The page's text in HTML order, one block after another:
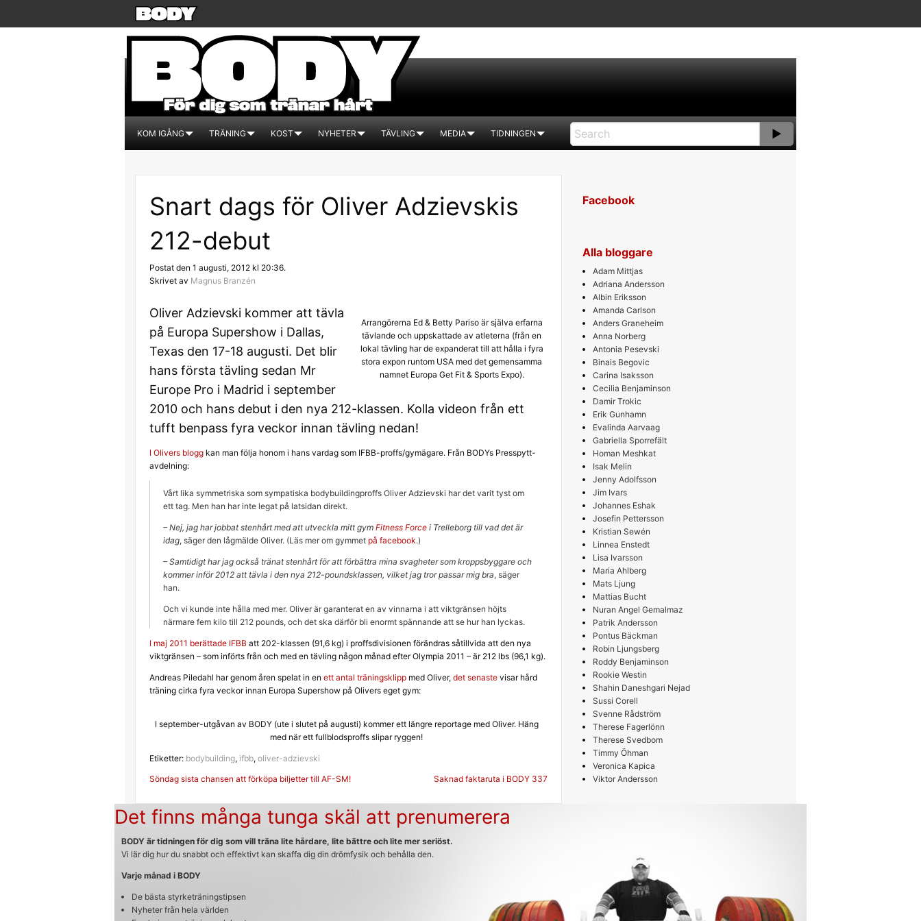
KOM IGÅNG TRÄNING KOST NYHETER TÄVLING MEDIA TIDNINGEN
Snart dags för Oliver Adzievskis
212-debut
Postat den 1 augusti, 2012 kl 20:36.
Skrivet av Magnus Branzén
Arrangörerna Ed & Betty Pariso är själva erfarna
tävlande och uppskattade av atleterna (från en
lokal tävling har de expanderat till att hålla i fyra
stora expon runtom USA med det gemensamma
namnet Europa Get Fit & Sports Expo).
Oliver Adzievski kommer att tävla
på Europa Supershow i Dallas,
Texas den 17-18 augusti. Det blir
hans första tävling sedan Mr
Europe Pro i Madrid i september
2010 och hans debut i den nya 212-klassen. Kolla videon från ett
tufft benpass fyra veckor innan tävling nedan!
I Olivers blogg kan man följa honom i hans vardag som IFBB-proffs/gymägare. Från BODYs Presspytt-
avdelning:
Vårt lika symmetriska som sympatiska bodybuildingproffs Oliver Adzievski har det varit tyst om
ett tag. Men han har inte legat på latsidan direkt.
– Nej, jag har jobbat stenhårt med att utveckla mitt gym Fitness Forcei Trelleborg till vad det är
idag, säger den lågmälde Oliver. (Läs mer om gymmet på facebook.)
– Samtidigt har jag också tränat stenhårt för att förbättra mina svagheter som kroppsbyggare och
kommer inför 2012 att tävla i den nya 212-poundsklassen, vilket jag tror passar mig bra, säger
han.
Och vi kunde inte hålla med mer. Oliver är garanterat en av vinnarna i att viktgränsen höjts
närmare fem kilo till 212 pounds, och det ska därför bli enormt spännande att se hur han lyckas.
I maj 2011 berättade IFBB att 202-klassen (91,6 kg) i proffsdivisionen förändras såtillvida att den nya
viktgränsen – som införts från och med en tävling någon månad efter Olympia 2011 – är 212 lbs (96,1 kg).
Andreas Piledahl har genom åren spelat in en ett antal träningsklipp med Oliver, det senaste visar hård
träning cirka fyra veckor innan Europa Supershow på Olivers eget gym:
I september-utgåvan av BODY (ute i slutet på augusti) kommer ett längre reportage med Oliver. Häng
med när ett fullblodsproffs slipar ryggen!
Etiketter: bodybuilding, ifbb, oliver-adzievski
Inläggsnavigering
Söndag sista chansen att förköpa biljetter till AF-SM! Saknad faktaruta i BODY 337
Facebook
Alla bloggare
Adam Mittjas
Adriana Andersson
Albin Eriksson
Amanda Carlson
Anders Graneheim
Anna Norberg
Antonia Pesevski
Binais Begovic
Carina Isaksson
Cecilia Benjaminson
Damir Trokic
Erik Gunhamn
Evalinda Aarvaag
Gabriella Sporrefält
Homan Meshkat
Isak Melin
Jenny Adolfsson
Jim Ivars
Johannes Eshak
Josefin Pettersson
Kristian Sewén
Linnea Enstedt
Lisa Ivarsson
Maria Ahlberg
Mats Ljung
Mattias Bucht
Nuran Angel Gemalmaz
Patrik Andersson
Pontus Bäckman
Robin Ljungsberg
Roddy Benjaminson
Rookie Westin
Shahin Daneshgari Nejad
Sussi Corell
Svenne Rådström
Therese Fagerlönn
Therese Svedbom
Timmy Öhman
Veronica Kapica
Viktor Andersson
Det finns många tunga skäl att prenumerera
BODY är tidningen för dig som vill träna lite hårdare, lite bättre och lite mer seriöst.
Vi lär dig hur du snabbt och effektivt kan skaffa dig din drömfysik och behålla den.
Varje månad i BODY
De bästa styrketräningstipsen
Nyheter från hela världen